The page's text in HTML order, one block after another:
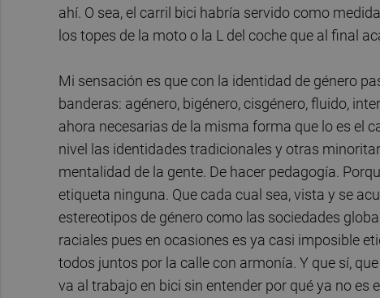
ahí. O sea, el carril bici habría servido como
los topes de la moto o la L del coche que al final
Mi sensación es que con la identidad de género
banderas: agénero, bigénero, cisgénero, fluido,
ahora necesarias de la misma forma que lo es el
nivel las identidades tradicionales y otras
mentalidad de la gente. De hacer pedagogía.
etiqueta ninguna. Que cada cual sea, vista y se
estereotipos de género como las sociedades
raciales pues en ocasiones es ya casi imposible
todos juntos por la calle con armonía. Y que sí,
va al trabajo en bici sin entender por qué ya no es